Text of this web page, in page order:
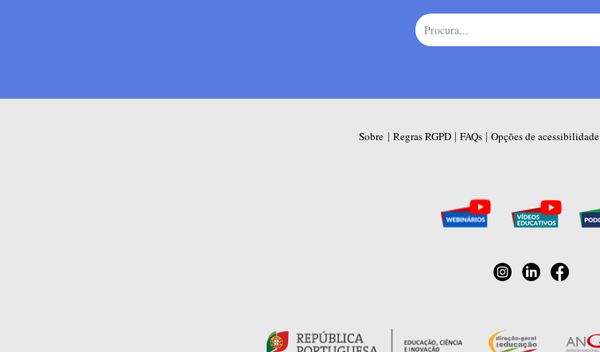
Sobre | Regras RGPD | FAQs | Opções de acessibilidade